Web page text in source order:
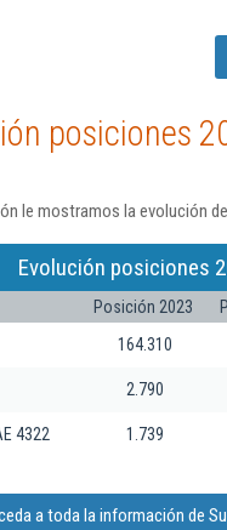
posiciones
le mostramos la evolución
Evolución posiciones
Posición 2023
164.310
2.790
4322 1.739
a toda la información de